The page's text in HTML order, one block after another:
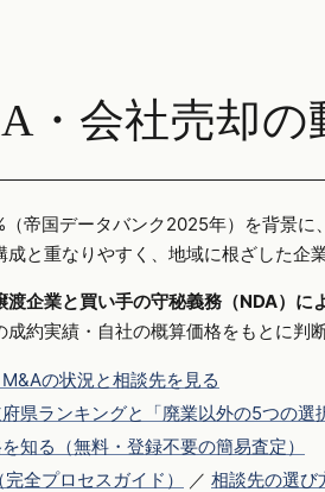
・会社売却の
帝国データバンク2025年）を背景
と重なりやすく、地域に根ざした企
企業と買い手の守秘義務（NDA）に
約実績・自社の概算価格をもとに判
の状況と相談先を見る
県ランキングと「廃業以外の5つの選
知る（無料・登録不要の簡易査定）
全プロセスガイド）
／ 相談先の選び